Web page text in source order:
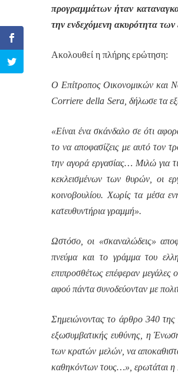
προγραμμάτων ήταν
την ενδεχόμενη ακυρότητα
Ακολουθεί η πλήρης ερώτηση:
Ο Επίτροπος Οικονομικών και
Corriere della Sera , δήλωσε τα
«Είναι ένα σκάνδαλο σε ότι
το να αποφασίζεις με αυτό τον
την αγορά εργασίας… Μιλώ για
κεκλεισμένων των θυρών, οι
κοινοβουλίου. Χωρίς τα μέσα
κατευθυντήρια γραμμή».
Ωστόσο, οι «σκαναλώδεις»
πνεύμα και το γράμμα του
επιπροσθέτως επέφεραν μεγάλες
αφού πάντα συνοδεύονταν με
Σημειώνοντας το άρθρο 340
εξωσυμβατικής ευθύνης, η Ένωση
των κρατών μελών, να
καθηκόντων τους…», ερωτάται η